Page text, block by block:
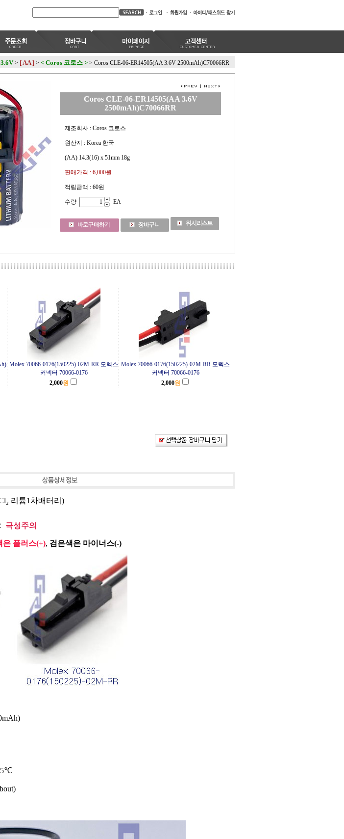
> [ AA ] > < Coros 코로스 > > Coros CLE-06-ER14505(AA 3.6V 2500mAh)C70066RR
Coros CLE-06-ER14505(AA 3.6V
2500mAh)C70066RR
제조회사 : Coros 코로스
원산지 : Korea 한국
(AA) 14.3(16) x 51mm 18g
판매가격 : 6,000원
적립금액 : 60원
수량 EA
Molex 70066-0176(150225)-02M-RR 모렉스
커넥터 70066-0176
Molex 70066-0176(150225)-02M-RR 모렉스
커넥터 70066-0176
2,000원 2,000원
리튬1차배터리)
극성주의
은 플러스(+), 검은색은 마이너스(-)